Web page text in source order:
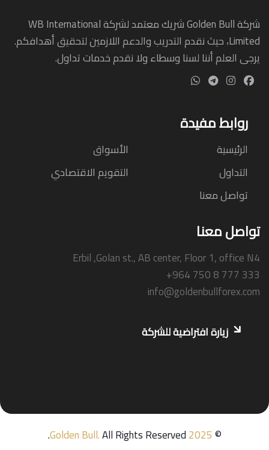
شركة Golden Bull شريك معتمد لشركة WB International
Limited، حيث نقدم التدريب والدعم اللازمين لتحقيق أهدافكم.
يرجى العلم أننا لسنا وسطاء ولا نقدم خدمات تداول.
روابط مفيدة
الرئيسية
الأسواق
التداول
التقويم الاقتصادي
تواصل معنا
تواصل معنا
Erbil ,Golan st., AB center, Floor 1, office N4
+964 750 8 777 333
info@goldenbullforex.com
زيارة افتراضية للشركة
©
2025
Golden Bull.All Rights Reserved.